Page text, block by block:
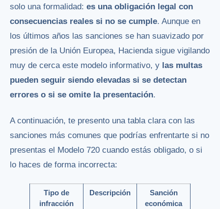
solo una formalidad: es una obligación legal con
consecuencias reales si no se cumple. Aunque en
los últimos años las sanciones se han suavizado por
presión de la Unión Europea, Hacienda sigue vigilando
muy de cerca este modelo informativo, y las multas
pueden seguir siendo elevadas si se detectan
errores o si se omite la presentación.
A continuación, te presento una tabla clara con las
sanciones más comunes que podrías enfrentarte si no
presentas el Modelo 720 cuando estás obligado, o si
lo haces de forma incorrecta:
Tipo de
infracción
Descripción
Sanción
económica